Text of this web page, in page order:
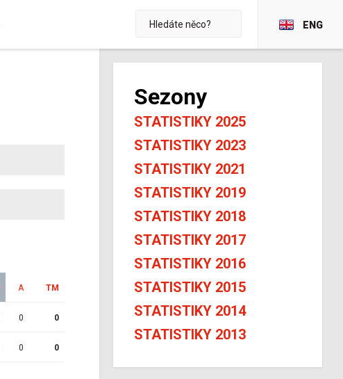
ENG
A TM
0 0
0 0
Sezony
STATISTIKY 2025
STATISTIKY 2023
STATISTIKY 2021
STATISTIKY 2019
STATISTIKY 2018
STATISTIKY 2017
STATISTIKY 2016
STATISTIKY 2015
STATISTIKY 2014
STATISTIKY 2013